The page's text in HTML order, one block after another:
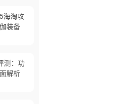
海淘攻
装备
测：功
解析